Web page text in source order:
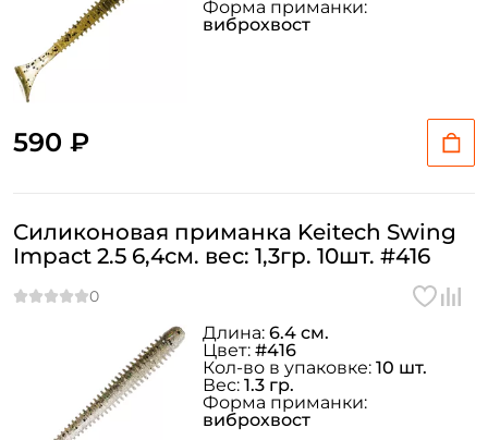
590 ₽
Форма приманки:
виброхвост
Силиконовая приманка Keitech Swing
Impact 2.5 6,4см. вес: 1,3гр. 10шт. #416
Длина: 6.4 см.
Цвет: #416
Кол-во в упаковке: 10 шт.
Вес: 1.3 гр.
Форма приманки:
виброхвост
ФИО: *
Email: *
Придумайте пароль: *
Повторите пароль: *
Заполняя данную форму вы соглашаетесь на обработку
персональных данных
Создать аккаунт